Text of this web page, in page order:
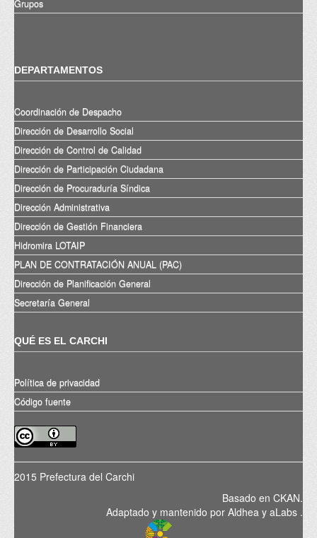
Grupos
DEPARTAMENTOS
Coordinación de Despacho
Dirección de Desarrollo Social
Dirección de Control de Calidad
Dirección de Participación Ciudadana
Dirección de Procuraduría Síndica
Dirección Administrativa
Dirección de Gestión Financiera
Hidromira LOTAIP
PLAN DE CONTRATACIÓN ANUAL (PAC)
Dirección de Planificación General
Secretaría General
QUÉ ES EL CARCHI
Política de privacidad
Código fuente
2015 Prefectura del Carchi
Basado en CKAN.
Adaptado y mantenido por Aldhea y aLabs .